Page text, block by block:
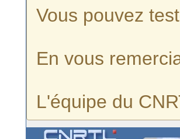
Vous pouvez
En vous
L'équipe du